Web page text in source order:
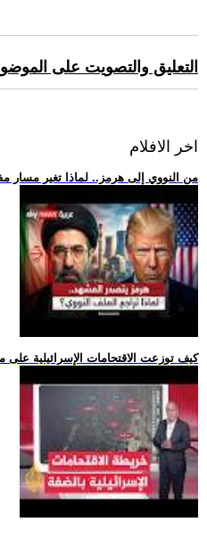
التعليق والتصويت على
اخر الافلام
.. من النووي إلى هرمز.. لماذا تغير مسار
.. كيف توزعت الاقتحامات الإسرائيلية